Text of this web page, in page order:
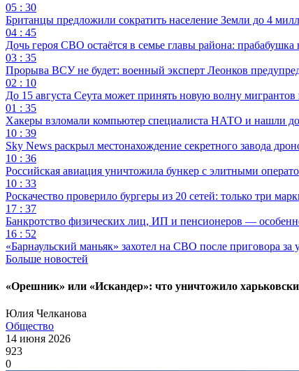
05 : 30
Британцы предложили сократить население Земли до 4
04 : 45
Дочь героя СВО остаётся в семье главы района: прабабушка
03 : 35
Прорыва ВСУ не будет: военный эксперт Леонков
02 : 10
До 15 августа Сеута может принять новую волну
01 : 35
Хакеры взломали компьютер специалиста НАТО и нашли
10 : 39
Sky News раскрыл местонахождение секретного завода
10 : 36
Российская авиация уничтожила бункер с элитными
10 : 33
Роскачество проверило бургеры из 20 сетей: только три
17 : 37
Банкротство физических лиц, ИП и пенсионеров —
16 : 52
«Барнаульский маньяк» захотел на СВО после приговора за
Больше новостей
«Орешник» или «Искандер»: что уничтожило
Юлия Челканова
Общество
14 июня 2026
923
0